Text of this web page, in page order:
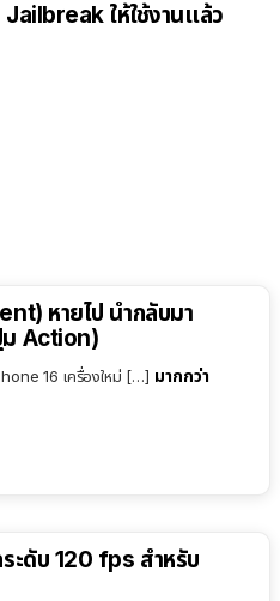
ให้ใช้งานแล้ว
หายไป นำกลับมา
ม Action)
16 เครื่องใหม่ […] มากกว่า
ะดับ 120 fps สำหรับ